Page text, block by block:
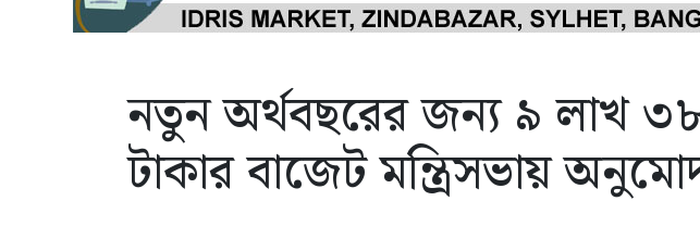
নতুন অর্থবছরের জন্য ৯ লাখ
টাকার বাজেট মন্ত্রিসভায়